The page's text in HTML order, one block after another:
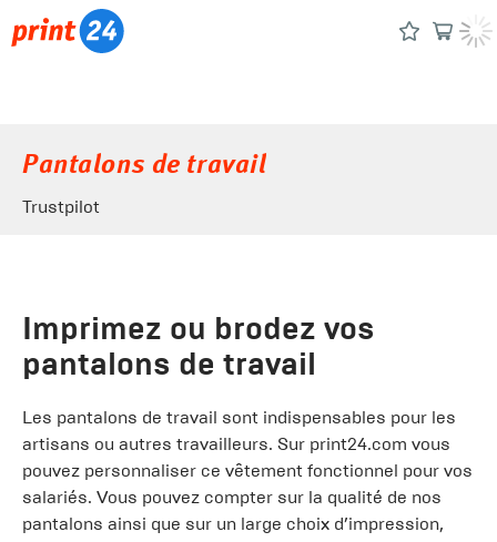
Pantalons de travail
Trustpilot
Imprimez ou brodez vos
pantalons de travail
Les pantalons de travail sont indispensables pour les
artisans ou autres travailleurs. Sur print24.com vous
pouvez personnaliser ce vêtement fonctionnel pour vos
salariés. Vous pouvez compter sur la qualité de nos
pantalons ainsi que sur un large choix d’impression,